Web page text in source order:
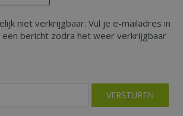
niet verkrijgbaar. Vul je e-mailadres in
een bericht zodra het weer verkrijgbaar